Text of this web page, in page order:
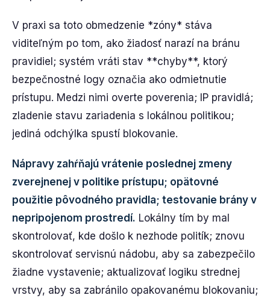
V praxi sa toto obmedzenie *zóny* stáva
viditeľným po tom, ako žiadosť narazí na bránu
pravidiel; systém vráti stav **chyby**, ktorý
bezpečnostné logy označia ako odmietnutie
prístupu. Medzi nimi overte poverenia; IP pravidlá;
zladenie stavu zariadenia s lokálnou politikou;
jediná odchýlka spustí blokovanie.
Nápravy zahŕňajú vrátenie poslednej zmeny
zverejnenej v politike prístupu; opätovné
použitie pôvodného pravidla; testovanie brány v
nepripojenom prostredí. Lokálny tím by mal
skontrolovať, kde došlo k nezhode politík; znovu
skontrolovať servisnú nádobu, aby sa zabezpečilo
žiadne vystavenie; aktualizovať logiku strednej
vrstvy, aby sa zabránilo opakovanému blokovaniu;